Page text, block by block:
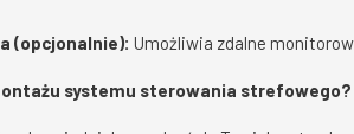
(opcjonalnie): Umożliwia zdalne
systemu sterowania strefowego?